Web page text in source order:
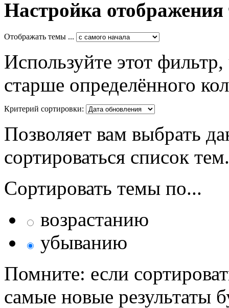
Настройка отображения
Отображать темы ...
Используйте этот
старше определённого
Критерий сортировки:
Позволяет вам выбрать
сортироваться список тем.
Сортировать темы по...
возрастанию
убыванию
Помните: если
самые новые результаты